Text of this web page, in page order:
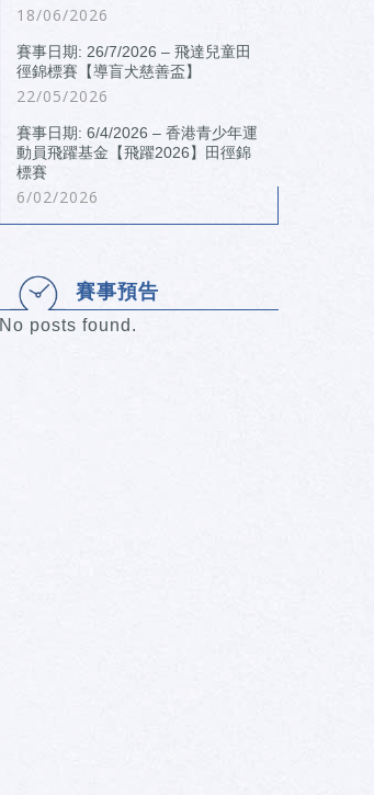
18/06/2026
賽事日期: 26/7/2026 – 飛達兒童田
徑錦標賽【導盲犬慈善盃】
22/05/2026
賽事日期: 6/4/2026 – 香港青少年運
動員飛躍基金【飛躍2026】田徑錦
標賽
6/02/2026
賽事預告
No posts found.